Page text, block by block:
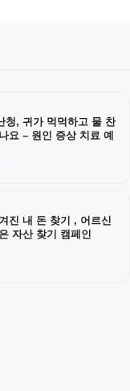
청, 귀가 먹먹하고 물 찬
요 – 원인 증상 치료 예
진 내 돈 찾기 , 어르신
자산 찾기 캠페인